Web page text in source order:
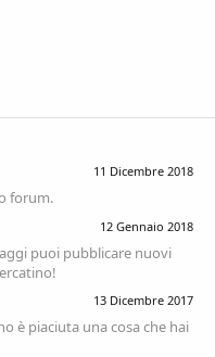
11 Dicembre 2018
forum.
12 Gennaio 2018
puoi pubblicare nuovi
13 Dicembre 2017
è piaciuta una cosa che hai